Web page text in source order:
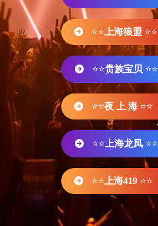
⭐⭐ 上海狼盟 ⭐⭐
⭐⭐贵族宝贝 ⭐⭐
⭐⭐夜 上 海 ⭐⭐
⭐⭐ 上海龙凤 ⭐⭐
⭐⭐ 上海419 ⭐⭐